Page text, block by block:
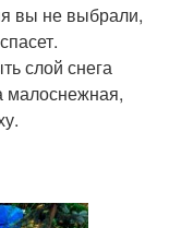
вы не выбрали,
слой снега
малоснежная,